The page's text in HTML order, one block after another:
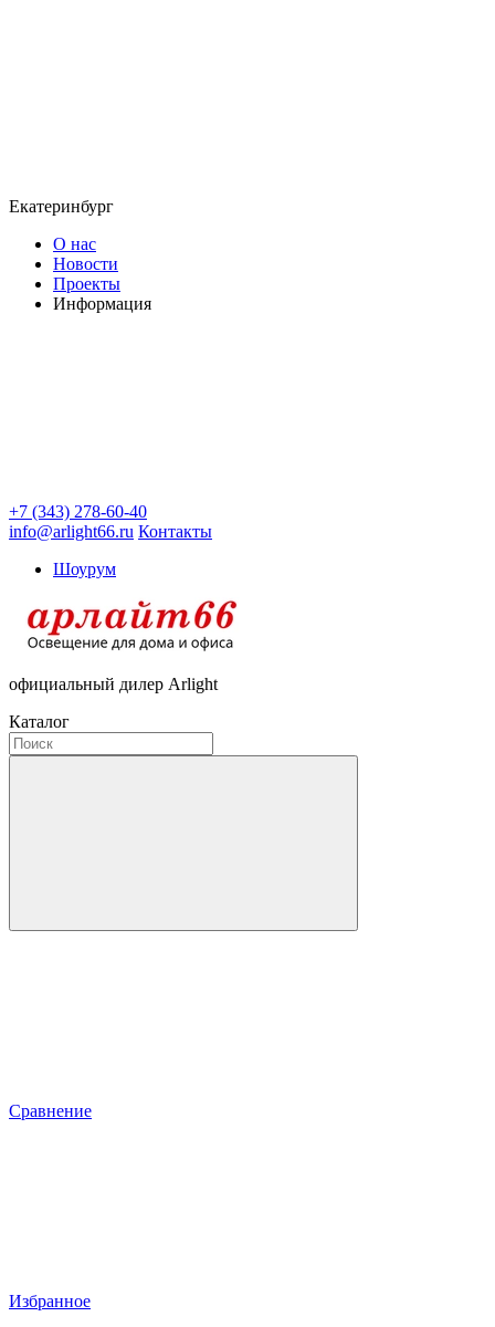
Екатеринбург
О нас
Новости
Проекты
Информация
+7 (343) 278-60-40
info@arlight66.ru Контакты
Шоурум
официальный дилер Arlight
Каталог
Сравнение
Избранное